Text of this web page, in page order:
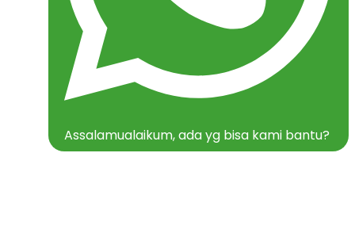
Assalamualaikum, ada yg bisa kami bantu?